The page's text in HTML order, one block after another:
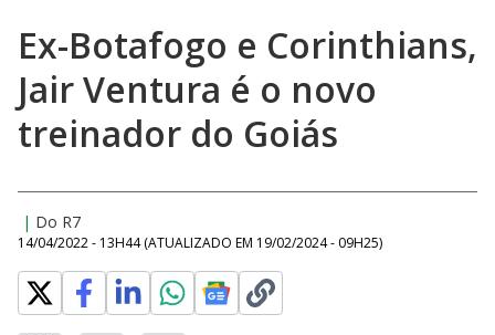
Ex-Botafogo e Corinthians,
Jair Ventura é o novo
treinador do Goiás
| Do R7
14/04/2022 - 13H44 (ATUALIZADO EM 19/02/2024 - 09H25)